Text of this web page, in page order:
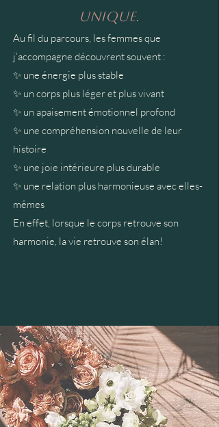
unique.
Au fil du parcours, les femmes que
j’accompagne découvrent souvent :
✨ une énergie plus stable
✨ un corps plus léger et plus vivant
✨ un apaisement émotionnel profond
✨ une compréhension nouvelle de leur
histoire
✨ une joie intérieure plus durable
✨ une relation plus harmonieuse avec elles-
mêmes
En effet, lorsque le corps retrouve son
harmonie, la vie retrouve son élan!